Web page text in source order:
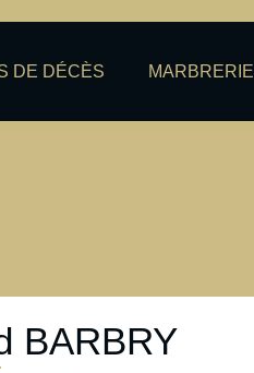
DE DÉCÈS MARBRERIE
BARBRY